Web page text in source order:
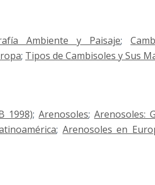
Ambiente y Paisaje;
; Tipos de Cambisoles y Sus
1998);Arenosoles; Arenosoles:
; Arenosoles en